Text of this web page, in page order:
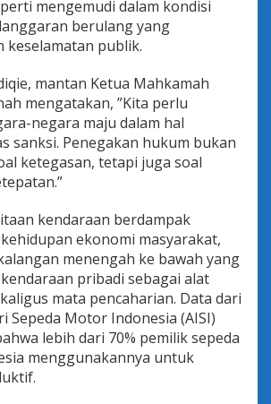
mengemudi dalam kondisi
berulang yang
keselamatan publik.
mantan Ketua Mahkamah
mengatakan, ”Kita perlu
negara maju dalam hal
sanksi. Penegakan hukum bukan
ketegasan, tetapi juga soal
kendaraan berdampak
ekonomi masyarakat,
menengah ke bawah yang
pribadi sebagai alat
mata pencaharian. Data dari
Sepeda Motor Indonesia (AISI)
lebih dari 70% pemilik sepeda
menggunakannya untuk